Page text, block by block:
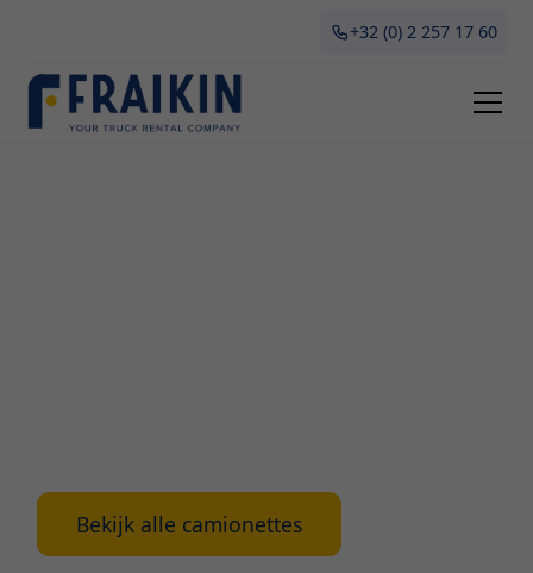
+32 (0) 2 257 17 60
Bekijk alle camionettes